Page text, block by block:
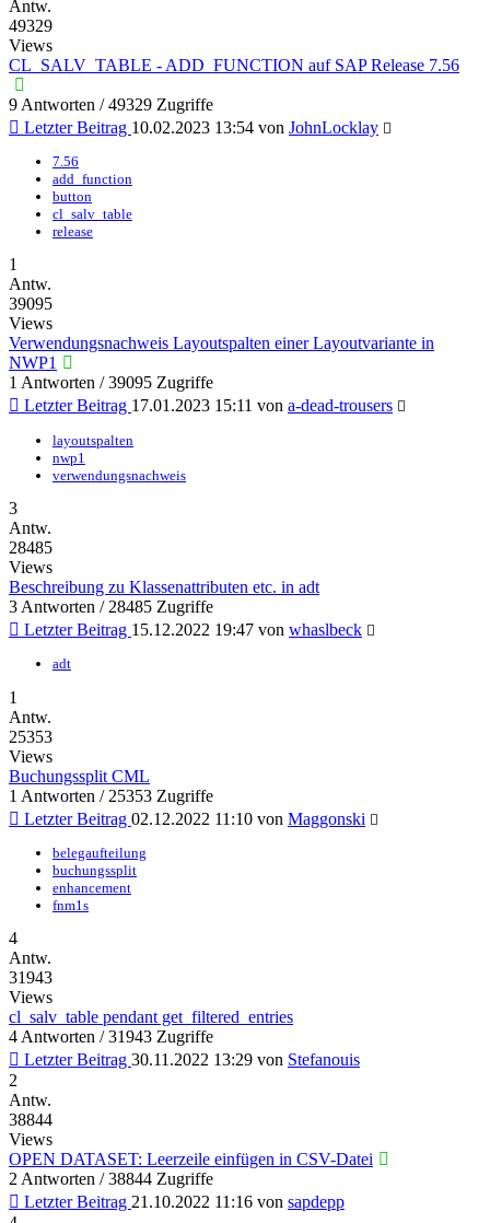
Antw.
49329
Views
CL_SALV_TABLE - ADD_FUNCTION auf SAP Release 7.56
9 Antworten / 49329 Zugriffe
Letzter Beitrag 10.02.2023 13:54 von JohnLocklay
7.56
add_function
button
cl_salv_table
release
1
Antw.
39095
Views
Verwendungsnachweis Layoutspalten einer Layoutvariante in
NWP1
1 Antworten / 39095 Zugriffe
Letzter Beitrag 17.01.2023 15:11 von a-dead-trousers
layoutspalten
nwp1
verwendungsnachweis
3
Antw.
28485
Views
Beschreibung zu Klassenattributen etc. in adt
3 Antworten / 28485 Zugriffe
Letzter Beitrag 15.12.2022 19:47 von whaslbeck
adt
1
Antw.
25353
Views
Buchungssplit CML
1 Antworten / 25353 Zugriffe
Letzter Beitrag 02.12.2022 11:10 von Maggonski
belegaufteilung
buchungssplit
enhancement
fnm1s
4
Antw.
31943
Views
cl_salv_table pendant get_filtered_entries
4 Antworten / 31943 Zugriffe
Letzter Beitrag 30.11.2022 13:29 von Stefanouis
2
Antw.
38844
Views
OPEN DATASET: Leerzeile einfügen in CSV-Datei
2 Antworten / 38844 Zugriffe
Letzter Beitrag 21.10.2022 11:16 von sapdepp